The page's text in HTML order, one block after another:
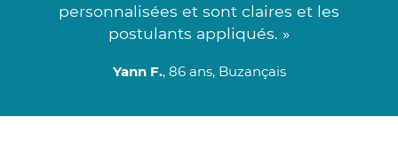
personnalisées et sont claires et les
postulants appliqués. »
Yann F., 86 ans, Buzançais